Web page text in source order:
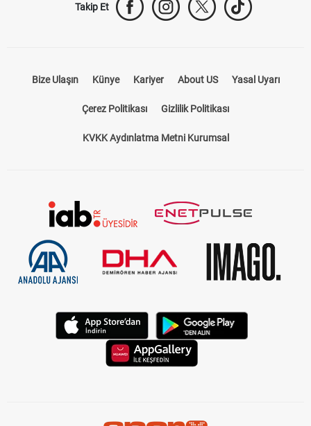
Takip Et
Bize Ulaşın Künye Kariyer About US Yasal Uyarı
Çerez Politikası Gizlilik Politikası
KVKK Aydınlatma Metni Kurumsal